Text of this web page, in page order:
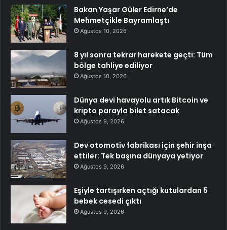
Bakan Yaşar Güler Edirne’de
Mehmetçikle Bayramlaştı
Ağustos 10, 2026
8 yıl sonra tekrar harekete geçti: Tüm
bölge tahliye ediliyor
Ağustos 10, 2026
Dünya devi havayolu artık Bitcoin ve
kripto parayla bilet satacak
Ağustos 9, 2026
Dev otomotiv fabrikası için şehir inşa
ettiler: Tek başına dünyaya yetiyor
Ağustos 9, 2026
Eşiyle tartışırken açtığı kutulardan 5
bebek cesedi çıktı
Ağustos 9, 2026